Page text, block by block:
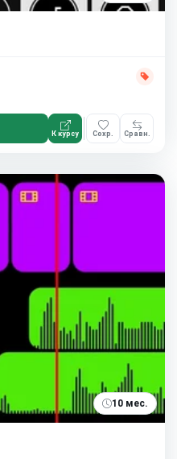
К курсу Сохр. Сравн.
10 мес.